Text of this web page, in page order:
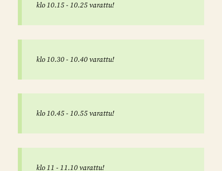
klo 10.15 - 10.25 varattu!
klo 10.30 - 10.40 varattu!
klo 10.45 - 10.55 varattu!
klo 11 - 11.10 varattu!